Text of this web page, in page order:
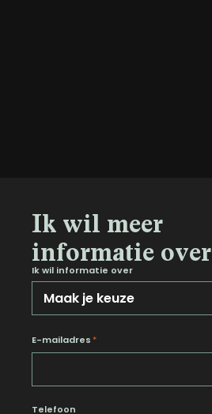
Ik wil meer
informatie over
Ik wil informatie over
E-mailadres *
Telefoon